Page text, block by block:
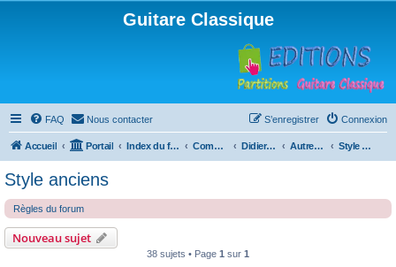
Guitare Classique
FAQ Nous contacter Connexion
S’enregistrer
Accueil Portail Index du forum Compositions Didierland Autres musiques Style anciens
Style anciens
Règles du forum
Nouveau sujet
38 sujets • Page 1 sur 1